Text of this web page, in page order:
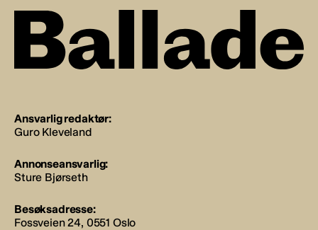
Ansvarlig redaktør:
Guro Kleveland
Annonseansvarlig:
Sture Bjørseth
Besøksadresse:
Fossveien 24, 0551 Oslo